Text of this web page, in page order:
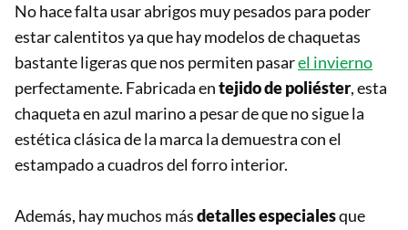
No hace falta usar abrigos muy pesados para poder
estar calentitos ya que hay modelos de chaquetas
bastante ligeras que nos permiten pasarel invierno
perfectamente. Fabricada entejido de poliéster, esta
chaqueta en azul marino a pesar de que no sigue la
estética clásica de la marca la demuestra con el
estampado a cuadros del forro interior.
Además, hay muchos másdetalles especialesque